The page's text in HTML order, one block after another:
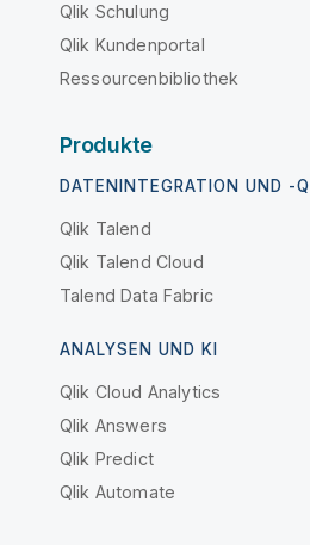
Qlik Schulung
Qlik Kundenportal
Ressourcenbibliothek
Produkte
DATENINTEGRATION UND -
Qlik Talend
Qlik Talend Cloud
Talend Data Fabric
ANALYSEN UND KI
Qlik Cloud Analytics
Qlik Answers
Qlik Predict
Qlik Automate